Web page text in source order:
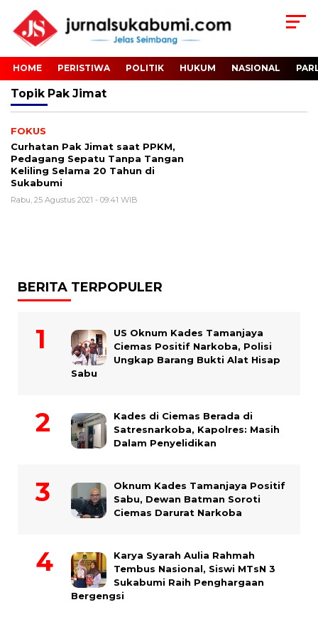
HOME PERISTIWA POLITIK HUKUM NASIONAL
Topik Pak Jimat
FOKUS
Curhatan Pak Jimat saat PPKM,
Pedagang Sepatu Tanpa Tangan
Keliling Selama 20 Tahun di
Sukabumi
Rabu, 25 Agustus 2021 - 09:41 WIB
BERITA TERPOPULER
US Oknum Kades Tamanjaya
Ciemas Positif Narkoba, Polisi
Ungkap Barang Bukti Alat Hisap
Sabu
Kades di Ciemas Berada di
Satresnarkoba, Kapolres: Masih
Dalam Penyelidikan
Oknum Kades Tamanjaya Positif
Sabu, Dewan Batman Soroti
Ciemas Darurat Narkoba
Karya Syarah Aulia Rahmah
Tembus Nasional, Siswi MTsN 3
Sukabumi Raih Penghargaan
Bergengsi